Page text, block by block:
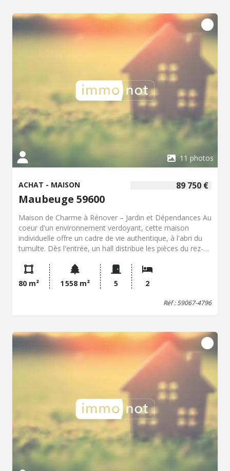
11 photos
89 750 €
ACHAT - MAISON
Maubeuge 59600
Maison de Charme à Rénover – Jardin et Dépendances Au
coeur d'un environnement verdoyant, cette maison
individuelle offre un cadre de vie authentique, à l'abri du
tumulte. Dès l'entrée, un hall distribue les pièces du rez-
vie pouvant faire office de salon ou de salle à manger,
une cuisine simple au charme d'antan, une buanderie, une
salle d'eau ainsi que des toilettes séparées. À l'étage,
deux grandes chambres offrent un beau potentiel pour
entrevoir de multiples possibilités d'aménagement . Le
jardin, arboré et généreux, promet de doux moments au
fil des saisons – déjeuner à l'ombre, siestes champêtres
ou potager en devenir. Des travaux sont à prévoir pour
redonner à cette maison tout son éclat, mais la structure
saine et les volumes existants en font une base idéale
pour un projet de rénovation personnalisé. Un bien au
fort potentiel, pour les esprits créatifs en quête de
tranquillité et d'authenticité. Prix 85 000 Euros net vendeur
Classe G REF 4606
80 m² 1 558 m² 5 2
Réf : 59067-4796